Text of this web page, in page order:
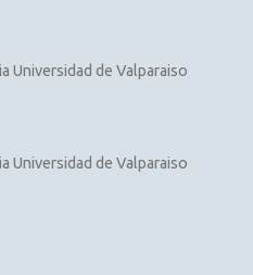
Universidad de Valparaiso
Universidad de Valparaiso